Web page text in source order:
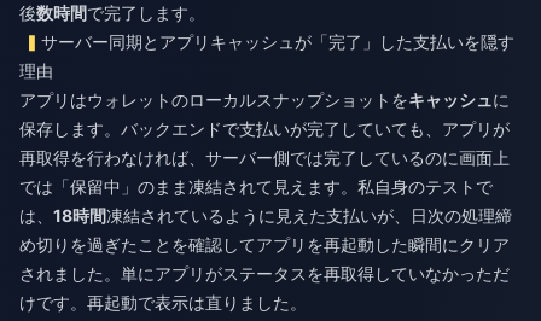
後数時間で完了します。
サーバー同期とアプリキャッシュが「完了」した支払いを隠す
理由
アプリはウォレットのローカルスナップショットをキャッシュに
保存します。バックエンドで支払いが完了していても、アプリが
再取得を行わなければ、サーバー側では完了しているのに画面上
では「保留中」のまま凍結されて見えます。私自身のテストで
は、 18時間凍結されているように見えた支払いが、日次の処理締
め切りを過ぎたことを確認してアプリを再起動した瞬間にクリア
されました。単にアプリがステータスを再取得していなかっただ
けです。再起動で表示は直りました。